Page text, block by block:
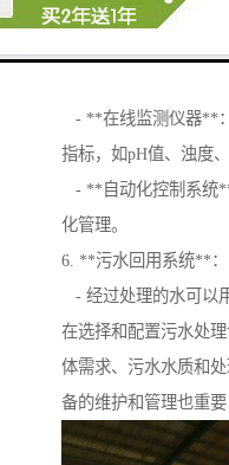
- **污泥脱水机**：进
- **在线监测仪器**
指标，如pH值、浊度、
- **自动化控制系统
化管理。
6. **污水回用系统**：
- 经过处理的水可以
在选择和配置污水处
体需求、污水水质和
备的维护和管理也重要